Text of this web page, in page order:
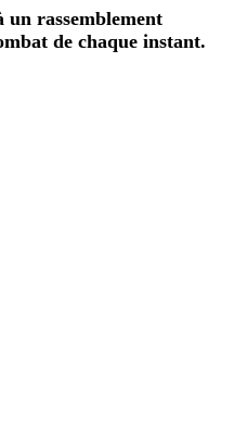
un rassemblement
de chaque instant.